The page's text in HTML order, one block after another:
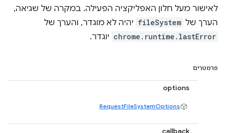
לאישור מעל חלון האפליקציה הפעילה. במקרה של שגיאה,
הערך של fileSystem יהיה לא מוגדר, והערך של
chrome.runtime.lastError יוגדר.
פרמטרים
options
RequestFileSystemOptions
callback